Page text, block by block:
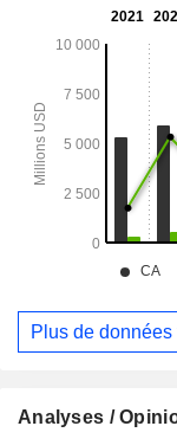
Plus de
Analyses /